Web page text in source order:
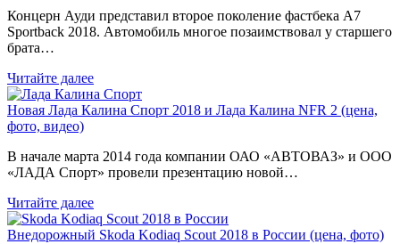
Концерн Ауди представил второе поколение фастбека A7
Sportback 2018. Автомобиль многое позаимствовал у старшего
брата…
Читайте далее
Новая Лада Калина Спорт 2018 и Лада Калина NFR 2 (цена,
фото, видео)
В начале марта 2014 года компании ОАО «АВТОВАЗ» и ООО
«ЛАДА Спорт» провели презентацию новой…
Читайте далее
Внедорожный Skoda Kodiaq Scout 2018 в России (цена, фото)